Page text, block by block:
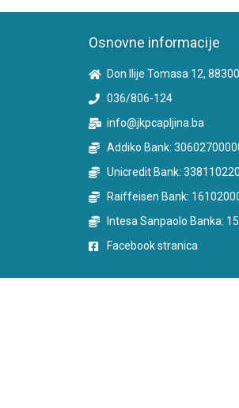
Osnovne informacije
Don Ilije Tomasa 12,
036/806-124
info@jkpcapljina.ba
Addiko Bank:
Unicredit Bank:
Raiffeisen Bank:
Intesa Sanpaolo Banka:
Facebook stranica